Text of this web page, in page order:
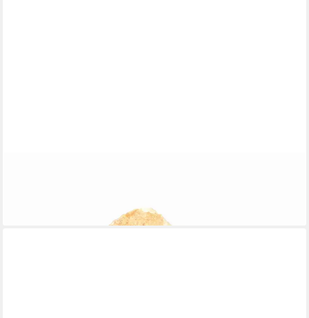
lieferbar - in 5-6 Werktagen bei dir